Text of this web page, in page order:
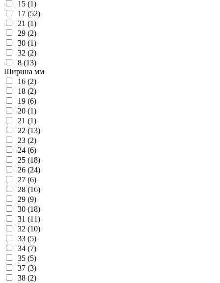
15 (1)
17 (52)
21 (1)
29 (2)
30 (1)
32 (2)
8 (13)
Ширина мм
16 (2)
18 (2)
19 (6)
20 (1)
21 (1)
22 (13)
23 (2)
24 (6)
25 (18)
26 (24)
27 (6)
28 (16)
29 (9)
30 (18)
31 (11)
32 (10)
33 (5)
34 (7)
35 (5)
37 (3)
38 (2)